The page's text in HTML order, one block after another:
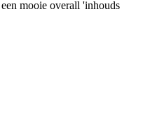
mooie overall 'inhouds